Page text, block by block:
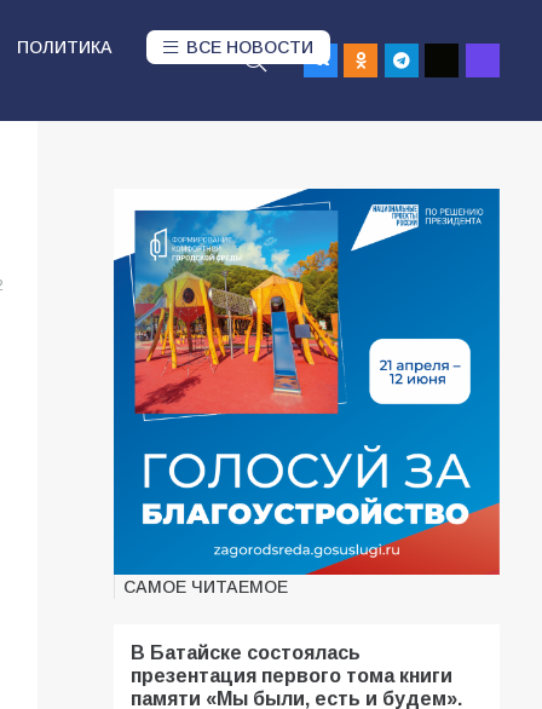
ПОЛИТИКА ВСЕ НОВОСТИ
САМОЕ ЧИТАЕМОЕ
В Батайске состоялась
презентация первого тома книги
памяти «Мы были, есть и будем».